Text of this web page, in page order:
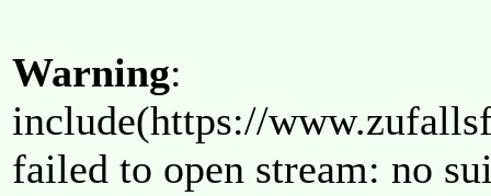
Warning:
include(https://
failed to open stream: no